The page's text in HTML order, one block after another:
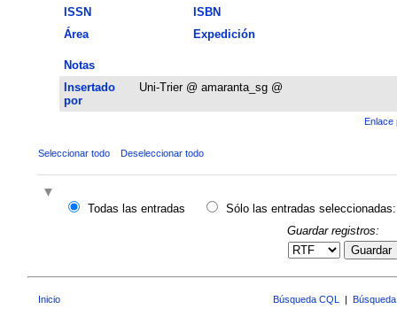
ISSN
ISBN
Área
Expedición
Notas
Insertado
por
Uni-Trier @ amaranta_sg @
Enlace
Seleccionar todo Deseleccionar todo
Todas las entradas
Sólo las entradas seleccionadas:
Guardar registros:
Guardar
Inicio Búsqueda CQL